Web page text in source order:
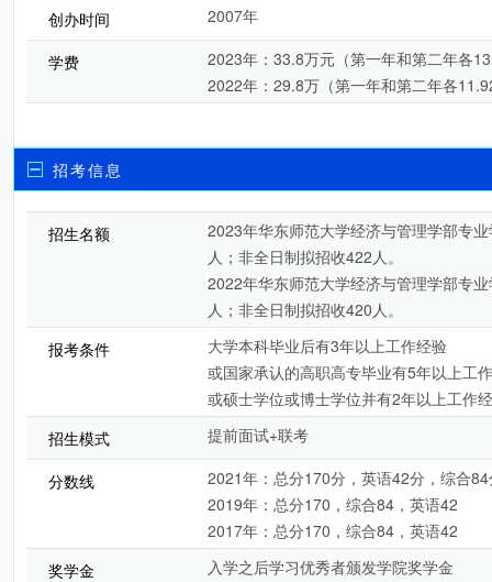
创办时间 2007年
学费
2023年：33.8万元（第一年和第二年各
2022年：29.8万（第一年和第二年各
招考信息
招生名额
2023年华东师范大学经济与管理学部专
人；非全日制拟招收422人。
2022年华东师范大学经济与管理学部专
人；非全日制拟招收420人。
报考条件
大学本科毕业后有3年以上工作经验
或国家承认的高职高专毕业有5年以上工
或硕士学位或博士学位并有2年以上工作
招生模式
提前面试+联考
分数线
2021年：总分170分，英语42分，综合
2019年：总分170，综合84，英语42
2017年：总分170，综合84，英语42
奖学金
入学之后学习优秀者颁发学院奖学金